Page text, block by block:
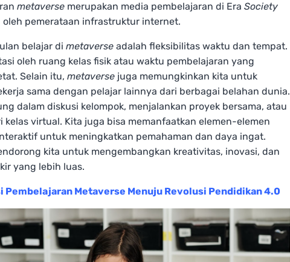
metaverse merupakan media pembelajaran di Era Society
pemerataan infrastruktur internet.
belajar di metaverse adalah fleksibilitas waktu dan tempat.
oleh ruang kelas fisik atau waktu pembelajaran yang
Selain itu, metaverse juga memungkinkan kita untuk
sama dengan pelajar lainnya dari berbagai belahan dunia.
dalam diskusi kelompok, menjalankan proyek bersama, atau
kelas virtual. Kita juga bisa memanfaatkan elemen-elemen
untuk meningkatkan pemahaman dan daya ingat.
kita untuk mengembangkan kreativitas, inovasi, dan
yang lebih luas.
Pembelajaran Metaverse Menuju Revolusi Pendidikan 4.0